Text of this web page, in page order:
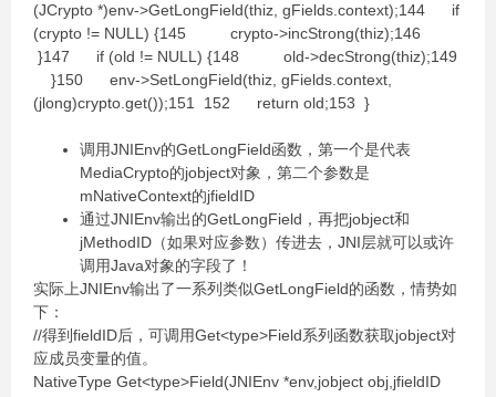
(JCrypto *)env->GetLongField(thiz, gFields.context);144 if
(crypto != NULL) {145 crypto->incStrong(thiz);146
}147 if (old != NULL) {148 old->decStrong(thiz);149
}150 env->SetLongField(thiz, gFields.context,
(jlong)crypto.get());151 152 return old;153 }
调用JNIEnv的GetLongField函数，第一个是代表
MediaCrypto的jobject对象，第二个参数是
mNativeContext的jfieldID
通过JNIEnv输出的GetLongField，再把jobject和
jMethodID（如果对应参数）传进去，JNI层就可以或许
调用Java对象的字段了！
实际上JNIEnv输出了一系列类似GetLongField的函数，情势如
下：
//得到fieldID后，可调用Get<type>Field系列函数获取jobject对
应成员变量的值。
NativeType Get<type>Field(JNIEnv *env,jobject obj,jfieldID